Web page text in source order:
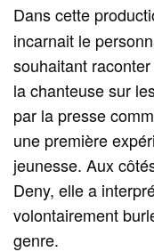
Dans cette
incarnait le
souhaitant
la chanteuse sur
par la presse
une première
jeunesse. Aux
Deny, elle a
volontairement
genre.